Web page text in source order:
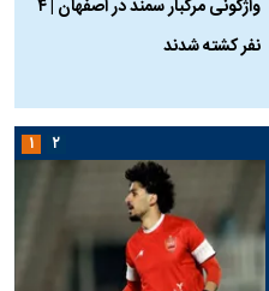
واژگونی مرگبار سمند در اصفهان | ۴
نفر کشته شدند
۱ ۲